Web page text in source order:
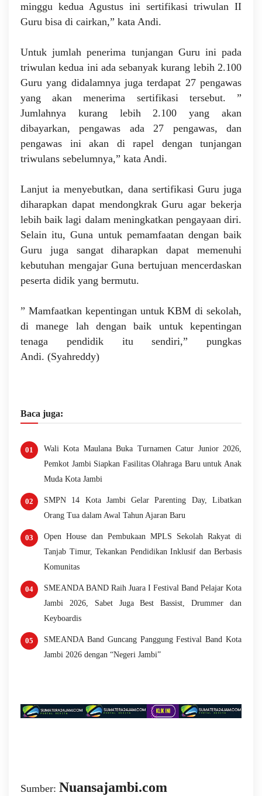
minggu kedua Agustus ini sertifikasi triwulan II
Guru bisa di cairkan,” kata Andi.
Untuk jumlah penerima tunjangan Guru ini pada
triwulan kedua ini ada sebanyak kurang lebih 2.100
Guru yang didalamnya juga terdapat 27 pengawas
yang akan menerima sertifikasi tersebut. ”
Jumlahnya kurang lebih 2.100 yang akan
dibayarkan, pengawas ada 27 pengawas, dan
pengawas ini akan di rapel dengan tunjangan
triwulans sebelumnya,” kata Andi.
Lanjut ia menyebutkan, dana sertifikasi Guru juga
diharapkan dapat mendongkrak Guru agar bekerja
lebih baik lagi dalam meningkatkan pengayaan diri.
Selain itu, Guna untuk pemamfaatan dengan baik
Guru juga sangat diharapkan dapat memenuhi
kebutuhan mengajar Guna bertujuan mencerdaskan
peserta didik yang bermutu.
” Mamfaatkan kepentingan untuk KBM di sekolah,
di manege lah dengan baik untuk kepentingan
tenaga pendidik itu sendiri,” pungkas
Andi. (Syahreddy)
Baca juga:
Wali Kota Maulana Buka Turnamen Catur Junior 2026,
Pemkot Jambi Siapkan Fasilitas Olahraga Baru untuk Anak
Muda Kota Jambi
SMPN 14 Kota Jambi Gelar Parenting Day, Libatkan
Orang Tua dalam Awal Tahun Ajaran Baru
Open House dan Pembukaan MPLS Sekolah Rakyat di
Tanjab Timur, Tekankan Pendidikan Inklusif dan Berbasis
Komunitas
SMEANDA BAND Raih Juara I Festival Band Pelajar Kota
Jambi 2026, Sabet Juga Best Bassist, Drummer dan
Keyboardis
SMEANDA Band Guncang Panggung Festival Band Kota
Jambi 2026 dengan “Negeri Jambi”
Sumber: Nuansajambi.com